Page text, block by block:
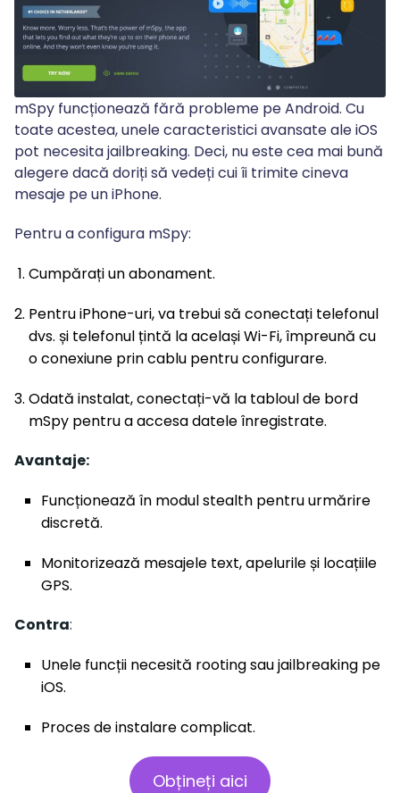
mSpy funcționează fără probleme pe Android. Cu
toate acestea, unele caracteristici avansate ale iOS
pot necesita jailbreaking. Deci, nu este cea mai bună
alegere dacă doriți să vedeți cui îi trimite cineva
mesaje pe un iPhone.
Pentru a configura mSpy:
Cumpărați un abonament.
Pentru iPhone-uri, va trebui să conectați telefonul
dvs. și telefonul țintă la același Wi-Fi, împreună cu
o conexiune prin cablu pentru configurare.
Odată instalat, conectați-vă la tabloul de bord
mSpy pentru a accesa datele înregistrate.
Avantaje:
Funcționează în modul stealth pentru urmărire
discretă.
Monitorizează mesajele text, apelurile și locațiile
GPS.
Contra:
Unele funcții necesită rooting sau jailbreaking pe
iOS.
Proces de instalare complicat.
Obțineți aici